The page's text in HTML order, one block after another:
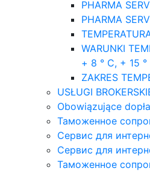
PHARMA
PHARMA
WARUNKI
+ 8 ° C, + 15
ZAKRES
USŁUGI
Obowiązujące
Таможенное
Сервис для
Сервис для
Таможенное